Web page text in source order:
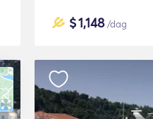
$1,148/dag